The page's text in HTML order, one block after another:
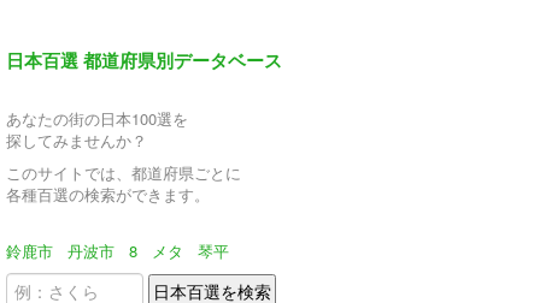
日本百選 都道府県別データベース
あなたの街の日本100選を
探してみませんか？
このサイトでは、都道府県ごとに
各種百選の検索ができます。
鈴鹿市 丹波市 8 メタ 琴平